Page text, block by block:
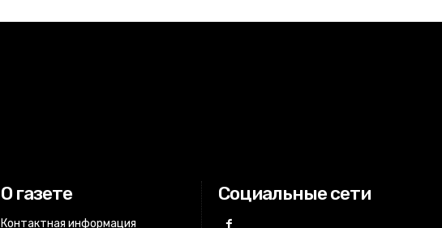
О газете
Контактная информация
Социальные сети